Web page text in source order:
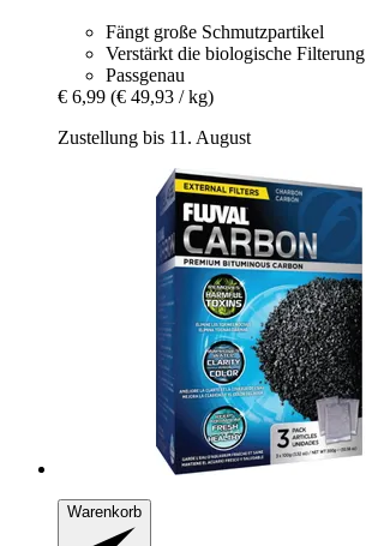
Fängt große Schmutzpartikel
Verstärkt die biologische Filterung
Passgenau
€ 6,99 (€ 49,93 / kg)
Zustellung bis 11. August
Warenkorb